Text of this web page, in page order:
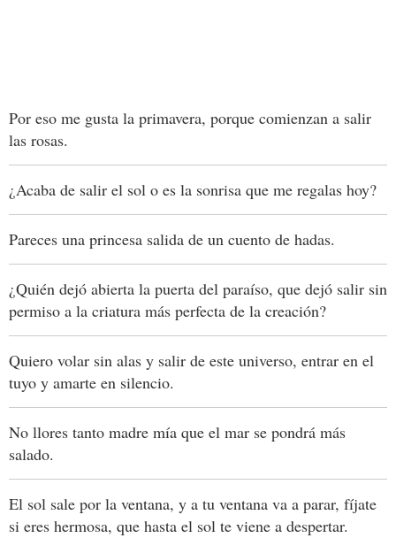
Por eso me gusta la primavera, porque comienzan a salir
las rosas.
¿Acaba de salir el sol o es la sonrisa que me regalas hoy?
Pareces una princesa salida de un cuento de hadas.
¿Quién dejó abierta la puerta del paraíso, que dejó salir sin
permiso a la criatura más perfecta de la creación?
Quiero volar sin alas y salir de este universo, entrar en el
tuyo y amarte en silencio.
No llores tanto madre mía que el mar se pondrá más
salado.
El sol sale por la ventana, y a tu ventana va a parar, fíjate
si eres hermosa, que hasta el sol te viene a despertar.